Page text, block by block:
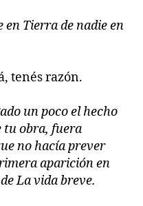
en Tierra de nadie en
tenés razón.
un poco el hecho
tu obra, fuera
no hacía prever
aparición en
La vida breve.